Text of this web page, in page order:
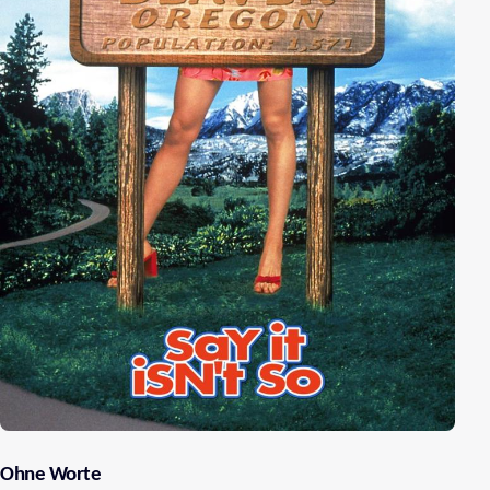
Ohne Worte